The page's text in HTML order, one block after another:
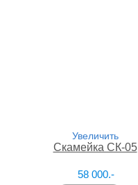
Увеличить
Скамейка СК-05
58 000.-